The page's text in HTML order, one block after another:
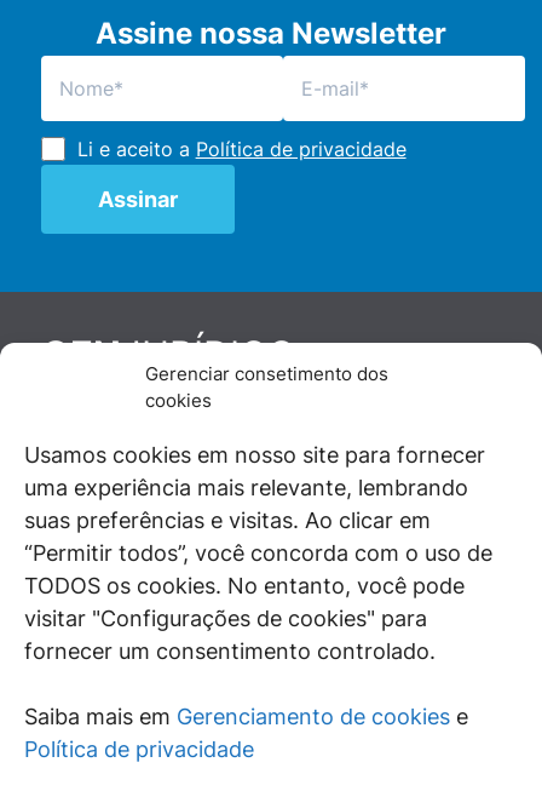
Gerenciar consetimento dos
cookies
Usamos cookies em nosso site para fornecer
uma experiência mais relevante, lembrando
suas preferências e visitas. Ao clicar em
“Permitir todos”, você concorda com o uso de
TODOS os cookies. No entanto, você pode
visitar "Configurações de cookies" para
fornecer um consentimento controlado.
Saiba mais em Gerenciamento de cookies e
Política de privacidade
Assine nossa Newsletter
Li e aceito a Política de privacidade
GENJURÍDICO
De maneira independente, os autores e
juristas e doutrinadores nacionais, se posicionam
diante de questões relevantes do cotidiano e
universo jurídico.
SIGA